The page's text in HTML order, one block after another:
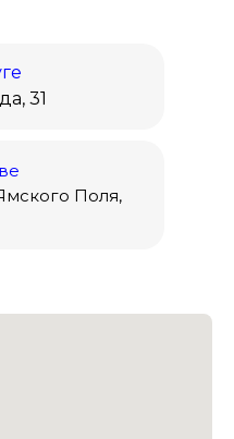
Поля,
31